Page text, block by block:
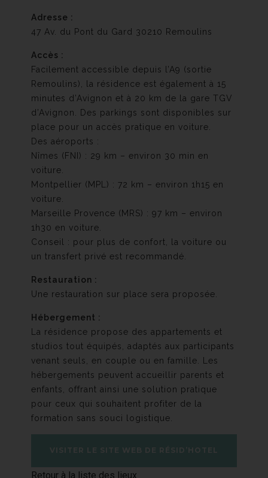
Adresse :
47 Av. du Pont du Gard 30210 Remoulins
Accès :
Facilement accessible depuis l’A9 (sortie
Remoulins), la résidence est également à 15
minutes d’Avignon et à 20 km de la gare TGV
d’Avignon. Des parkings sont disponibles sur
place pour un accès pratique en voiture.
Des aéroports :
Nîmes (FNI) : 29 km – environ 30 min en
voiture.
Montpellier (MPL) : 72 km – environ 1h15 en
voiture.
Marseille Provence (MRS) : 97 km – environ
1h30 en voiture.
Conseil : pour plus de confort, la voiture ou
un transfert privé est recommandé.
Restauration :
Une restauration sur place sera proposée.
Hébergement :
La résidence propose des appartements et
studios tout équipés, adaptés aux participants
venant seuls, en couple ou en famille. Les
hébergements peuvent accueillir parents et
enfants, offrant ainsi une solution pratique
pour ceux qui souhaitent profiter de la
formation sans souci logistique.
VISITER LE SITE WEB DE RÉSID’HOTEL
Retour à la liste des lieux